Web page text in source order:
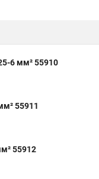
6 мм² 55910
55911
55912